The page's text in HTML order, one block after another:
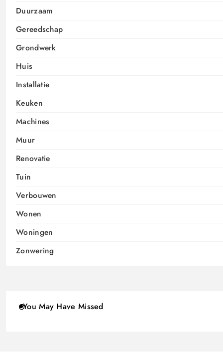
Duurzaam
Gereedschap
Grondwerk
Huis
Installatie
Keuken
Machines
Muur
Renovatie
Tuin
Verbouwen
Wonen
Woningen
Zonwering
You May Have Missed